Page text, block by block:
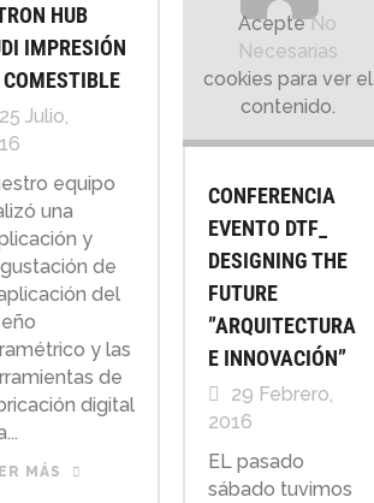
HUB
IMPRESIÓN
Julio,
equipo
una
y
de
del
y las
de
digital
MÁS
AcepteNo
Necesarias
cookies para ver el
contenido.
CONFERENCIA
EVENTO DTF_
DESIGNING THE
FUTURE
”ARQUITECTURA
E INNOVACIÓN”
29 Febrero,
2016
EL pasado
sábado tuvimos